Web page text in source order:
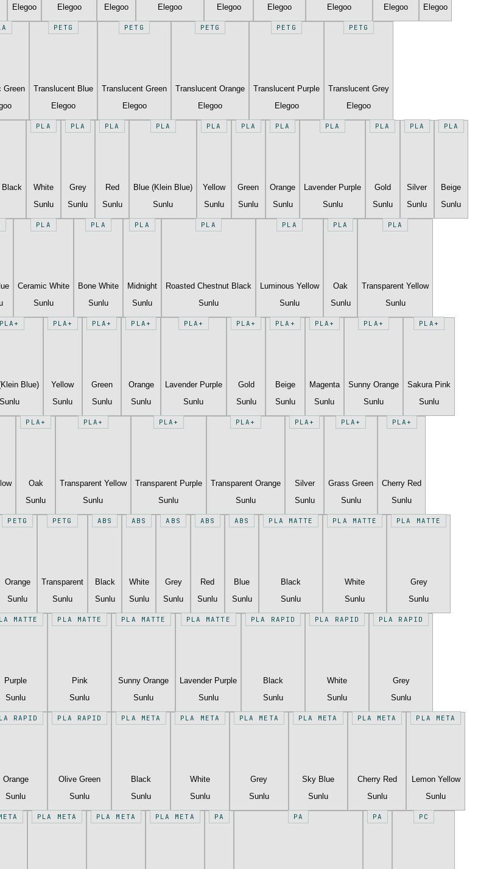
Elegoo
Elegoo
Elegoo
Elegoo
Elegoo
Elegoo
Elegoo
Elegoo
Elegoo
Green
PETG
Translucent Blue
Elegoo
PETG
Translucent Green
Elegoo
PETG
Translucent Orange
Elegoo
PETG
Translucent Purple
Elegoo
PETG
Translucent Grey
Elegoo
Black
PLA
White
Sunlu
PLA
Grey
Sunlu
PLA
Red
Sunlu
PLA
Blue (Klein Blue)
Sunlu
PLA
Yellow
Sunlu
PLA
Green
Sunlu
PLA
Orange
Sunlu
PLA
Lavender Purple
Sunlu
PLA
Gold
Sunlu
PLA
Silver
Sunlu
PLA
Beige
Sunlu
PLA
Ceramic White
Sunlu
PLA
Bone White
Sunlu
PLA
Midnight
Sunlu
PLA
Roasted Chestnut Black
Sunlu
PLA
Luminous Yellow
Sunlu
PLA
Oak
Sunlu
PLA
Transparent Yellow
Sunlu
PLA+
Blue)
Sunlu
PLA+
Yellow
Sunlu
PLA+
Green
Sunlu
PLA+
Orange
Sunlu
PLA+
Lavender Purple
Sunlu
PLA+
Gold
Sunlu
PLA+
Beige
Sunlu
PLA+
Magenta
Sunlu
PLA+
Sunny Orange
Sunlu
PLA+
Sakura Pink
Sunlu
PLA+
Oak
Sunlu
PLA+
Transparent Yellow
Sunlu
PLA+
Transparent Purple
Sunlu
PLA+
Transparent Orange
Sunlu
PLA+
Silver
Sunlu
PLA+
Grass Green
Sunlu
PLA+
Cherry Red
Sunlu
PETG
Orange
Sunlu
PETG
Transparent
Sunlu
ABS
Black
Sunlu
ABS
White
Sunlu
ABS
Grey
Sunlu
ABS
Red
Sunlu
ABS
Blue
Sunlu
PLA MATTE
Black
Sunlu
PLA MATTE
White
Sunlu
PLA MATTE
Grey
Sunlu
MATTE
Purple
Sunlu
PLA MATTE
Pink
Sunlu
PLA MATTE
Sunny Orange
Sunlu
PLA MATTE
Lavender Purple
Sunlu
PLA RAPID
Black
Sunlu
PLA RAPID
White
Sunlu
PLA RAPID
Grey
Sunlu
RAPID
Orange
Sunlu
PLA RAPID
Olive Green
Sunlu
PLA META
Black
Sunlu
PLA META
White
Sunlu
PLA META
Grey
Sunlu
PLA META
Sky Blue
Sunlu
PLA META
Cherry Red
Sunlu
PLA META
Lemon Yellow
Sunlu
PLA META PLA META PLA META PA PA PA PC